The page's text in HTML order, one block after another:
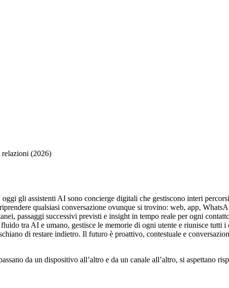
(2026)
gli assistenti AI sono concierge digitali che gestiscono interi
qualsiasi conversazione ovunque si trovino: web, app,
passaggi successivi previsti e insight in tempo reale per ogni
tra AI e umano, gestisce le memorie di ogni utente e riunisce tutti i
di restare indietro. Il futuro è proattivo, contestuale e
da un dispositivo all’altro e da un canale all’altro, si aspettano